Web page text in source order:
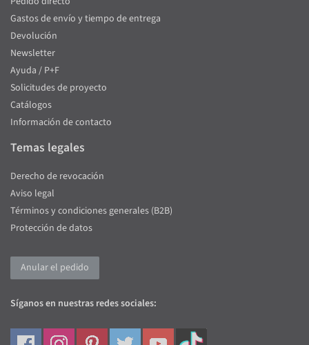
Gastos de envío y tiempo de entrega
Devolución
Newsletter
Ayuda / P+F
Solicitudes de proyecto
Catálogos
Información de contacto
Temas legales
Derecho de revocación
Aviso legal
Términos y condiciones generales (B2B)
Protección de datos
Anular el pedido
Síganos en nuestras redes sociales: